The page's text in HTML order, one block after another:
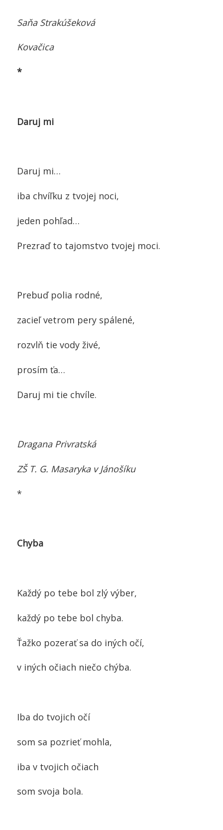
Saňa Strakúšeková
Kovačica
*
Daruj mi
Daruj mi…
iba chvíľku z tvojej noci,
jeden pohľad…
Prezraď to tajomstvo tvojej moci.
Prebuď polia rodné,
zacieľ vetrom pery spálené,
rozvlň tie vody živé,
prosím ťa…
Daruj mi tie chvíle.
Dragana Privratská
ZŠ T. G. Masaryka v Jánošíku
*
Chyba
Každý po tebe bol zlý výber,
každý po tebe bol chyba.
Ťažko pozerať sa do iných očí,
v iných očiach niečo chýba.
Iba do tvojich očí
som sa pozrieť mohla,
iba v tvojich očiach
som svoja bola.